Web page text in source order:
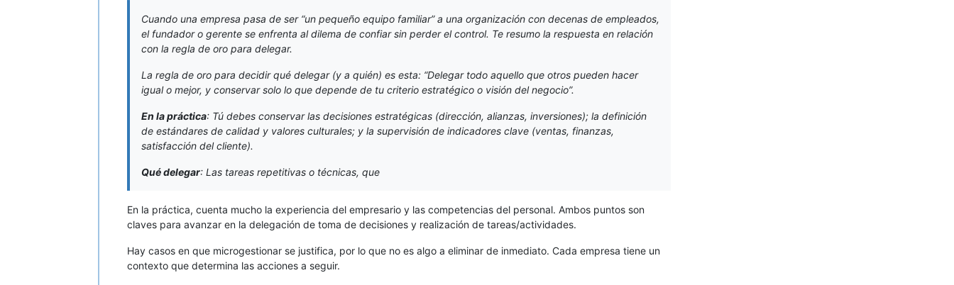
Cuando una empresa pasa de ser “un pequeño equipo familiar” a una organización con decenas de empleados,
el fundador o gerente se enfrenta al dilema de confiar sin perder el control. Te resumo la respuesta en relación
con la regla de oro para delegar.
La regla de oro para decidir qué delegar (y a quién) es esta: “Delegar todo aquello que otros pueden hacer
igual o mejor, y conservar solo lo que depende de tu criterio estratégico o visión del negocio”.
En la práctica: Tú debes conservar las decisiones estratégicas (dirección, alianzas, inversiones); la definición
de estándares de calidad y valores culturales; y la supervisión de indicadores clave (ventas, finanzas,
satisfacción del cliente).
Qué delegar: Las tareas repetitivas o técnicas, que
En la práctica, cuenta mucho la experiencia del empresario y las competencias del personal. Ambos puntos son
claves para avanzar en la delegación de toma de decisiones y realización de tareas/actividades.
Hay casos en que microgestionar se justifica, por lo que no es algo a eliminar de inmediato. Cada empresa tiene un
contexto que determina las acciones a seguir.